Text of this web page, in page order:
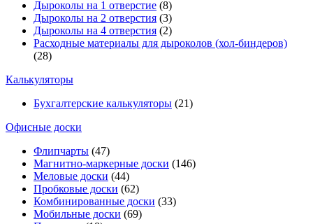
Дыроколы на 1 отверстие (8)
Дыроколы на 2 отверстия (3)
Дыроколы на 4 отверстия (2)
Расходные материалы для дыроколов (хол-биндеров)
(28)
Калькуляторы
Бухгалтерские калькуляторы (21)
Офисные доски
Флипчарты (47)
Магнитно-маркерные доски (146)
Меловые доски (44)
Пробковые доски (62)
Комбинированные доски (33)
Мобильные доски (69)